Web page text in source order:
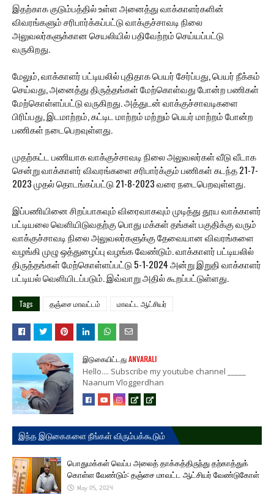
இதற்காக குடும்பத்தில் உள்ள அனைத்து வாக்காளர்களின்
விவரங்களும் சரிபார்க்கப்பட்டு வாக்குச்சாவடி நிலை
அலுவலர்களுக்கான செயலியில் பதிவேற்றம் செய்யப்பட்டு
வருகிறது.
மேலும், வாக்காளர் பட்டியலில் புதிதாக பெயர் சேர்ப்பது, பெயர் நீக்கம்
செய்வது, அனைத்து திருத்தங்கள் மேற்கொள்வது போன்ற பணிகள்
மேற்கொள்ளப்பட்டு வருகிறது. அத்துடன் வாக்குச்சாவடிகளை
பிரிப்பது, இடமாற்றம், கட்டிட மாற்றம் மற்றும் பெயர் மாற்றம் போன்ற
பணிகள் நடைபெறவுள்ளது.
முதற்கட்ட பணியாக வாக்குச்சாவடி நிலை அலுவலர்கள் வீடு வீடாக
சென்று வாக்காளர் விவரங்களை சரிபார்க்கும் பணிகள் கடந்த 21-7-
2023 முதல் தொடங்கப்பட்டு 21-8-2023 வரை நடைபெறவுள்ளது.
இப்பணியினை சிறப்பாகவும் விரைவாகவும் முடித்து தூய வாக்காளர்
பட்டியலை வெளியிடுவதற்கு பொது மக்கள் தங்கள் பகுதிக்கு வரும்
வாக்குச்சாவடி நிலை அலுவலர்களுக்கு தேவையான விவரங்களை
வழங்கி முழு ஒத்துழைப்பு வழங்க வேண்டும். வாக்காளர் பட்டியலில்
திருத்தங்கள் மேற்கொள்ளப்பட்டு 5-1-2024 அன்று இறுதி வாக்காளர்
பட்டியல் வெளியிடப்படும். இவ்வாறு அதில் கூறப்பட்டுள்ளது.
Tags தஞ்சை மாவட்டம் மாவட்ட ஆட்சியர்
இடுகையிட்டதுANVARALI
Hello.... Subscribe my youtube channel _____
Naanum Vloggerdhan
இந்த இடுகைகளை நீங்கள் விரும்பக்கூடும்
பொதுமக்கள் வெப்ப அலைத் தாக்கத்திருந்து தற்காத்துக்
கொள்ள வேண்டும்: தஞ்சை மாவட்ட ஆட்சியர் வேண்டுகோள்
May 05, 2024